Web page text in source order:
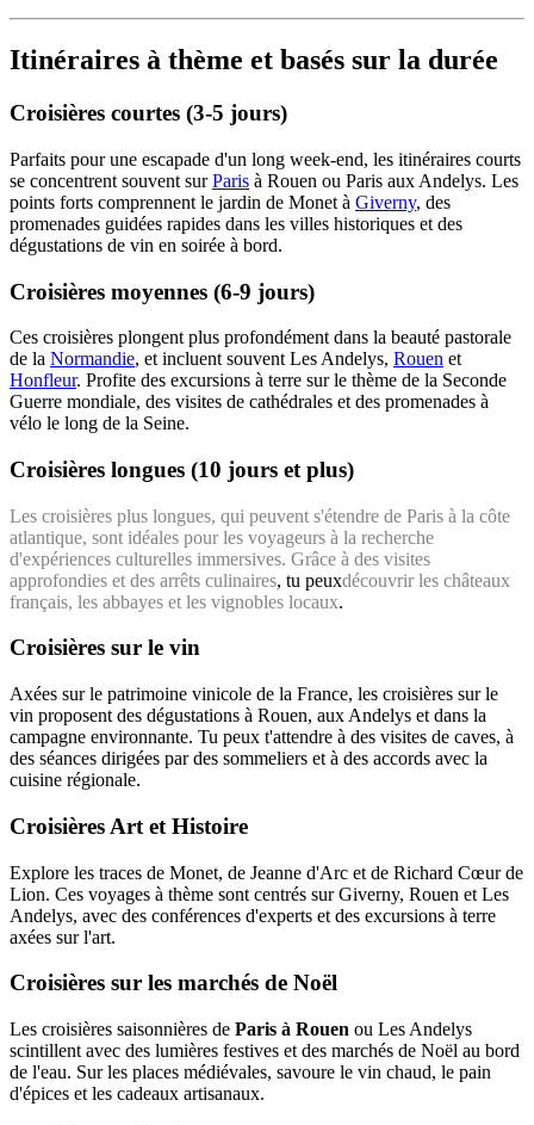
Itinéraires à thème et basés sur la durée
Croisières courtes (3-5 jours)
Parfaits pour une escapade d'un long week-end, les itinéraires courts
se concentrent souvent surParis à Rouen ou Paris aux Andelys. Les
points forts comprennent le jardin de Monet à Giverny, des
promenades guidées rapides dans les villes historiques et des
dégustations de vin en soirée à bord.
Croisières moyennes (6-9 jours)
Ces croisières plongent plus profondément dans la beauté pastorale
de la Normandie, et incluent souvent Les Andelys, Rouen et
Honfleur. Profite des excursions à terre sur le thème de la Seconde
Guerre mondiale, des visites de cathédrales et des promenades à
vélo le long de la Seine.
Croisières longues (10 jours et plus)
Les croisières plus longues, qui peuvent s'étendre de Paris à la côte
atlantique, sont idéales pour les voyageurs à la recherche
d'expériences culturelles immersives. Grâce à des visites
approfondies et des arrêts culinaires, tu peuxdécouvrir les châteaux
français, les abbayes et les vignobles locaux.
Croisières sur le vin
Axées sur le patrimoine vinicole de la France, les croisières sur le
vin proposent des dégustations à Rouen, aux Andelys et dans la
campagne environnante. Tu peux t'attendre à des visites de caves, à
des séances dirigées par des sommeliers et à des accords avec la
cuisine régionale.
Croisières Art et Histoire
Explore les traces de Monet, de Jeanne d'Arc et de Richard Cœur de
Lion. Ces voyages à thème sont centrés sur Giverny, Rouen et Les
Andelys, avec des conférences d'experts et des excursions à terre
axées sur l'art.
Croisières sur les marchés de Noël
Les croisières saisonnières de Paris à Rouen ou Les Andelys
scintillent avec des lumières festives et des marchés de Noël au bord
de l'eau. Sur les places médiévales, savoure le vin chaud, le pain
d'épices et les cadeaux artisanaux.